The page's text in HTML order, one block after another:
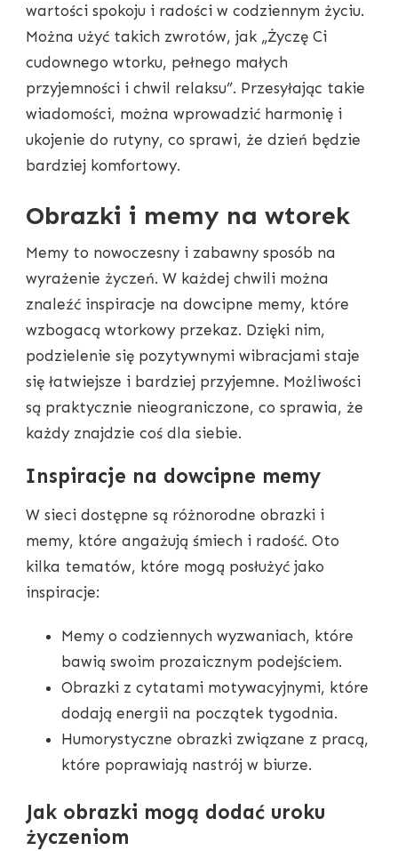
wartości spokoju i radości w codziennym życiu.
Można użyć takich zwrotów, jak „Życzę Ci
cudownego wtorku, pełnego małych
przyjemności i chwil relaksu”. Przesyłając takie
wiadomości, można wprowadzić harmonię i
ukojenie do rutyny, co sprawi, że dzień będzie
bardziej komfortowy.
Obrazki i memy na wtorek
Memy to nowoczesny i zabawny sposób na
wyrażenie życzeń. W każdej chwili można
znaleźć inspiracje na dowcipne memy, które
wzbogacą wtorkowy przekaz. Dzięki nim,
podzielenie się pozytywnymi wibracjami staje
się łatwiejsze i bardziej przyjemne. Możliwości
są praktycznie nieograniczone, co sprawia, że
każdy znajdzie coś dla siebie.
Inspiracje na dowcipne memy
W sieci dostępne są różnorodne obrazki i
memy, które angażują śmiech i radość. Oto
kilka tematów, które mogą posłużyć jako
inspiracje:
Memy o codziennych wyzwaniach, które
bawią swoim prozaicznym podejściem.
Obrazki z cytatami motywacyjnymi, które
dodają energii na początek tygodnia.
Humorystyczne obrazki związane z pracą,
które poprawiają nastrój w biurze.
Jak obrazki mogą dodać uroku
życzeniom